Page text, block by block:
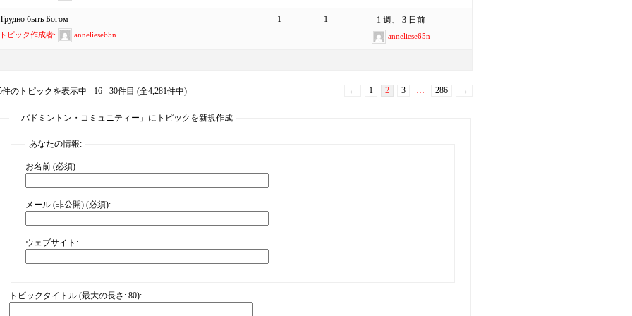
Трудно быть Богом
トピック作成者: anneliese65n
1 1 1 週、 3 日前
anneliese65n
件のトピックを表示中 - 16 - 30件目 (全4,281件中) ← 1 2 3 … 286 →
「バドミントン・コミュニティー」にトピックを新規作成
あなたの情報:
お名前 (必須)
メール (非公開) (必須):
ウェブサイト:
トピックタイトル (最大の長さ: 80):